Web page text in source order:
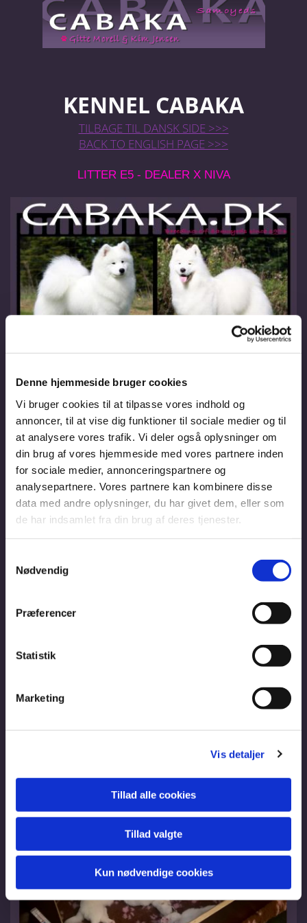
Denne hjemmeside bruger cookies
Vi bruger cookies til at tilpasse vores indhold og
annoncer, til at vise dig funktioner til sociale medier og til
at analysere vores trafik. Vi deler også oplysninger om
din brug af vores hjemmeside med vores partnere inden
for sociale medier, annonceringspartnere og
analysepartnere. Vores partnere kan kombinere disse
data med andre oplysninger, du har givet dem, eller som
de har indsamlet fra din brug af deres tjenester.
Nødvendig
Præferencer
Statistik
Marketing
Vis detaljer
Tillad alle cookies
Tillad valgte
Kun nødvendige cookies
KENNEL CABAKA
TILBAGE TIL DANSK SIDE >>>
BACK TO ENGLISH PAGE >>>
LITTER E5 - DEALER X NIVA